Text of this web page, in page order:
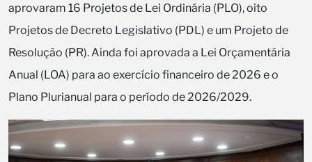
aprovaram 16 Projetos de Lei Ordinária (PLO), oito
Projetos de Decreto Legislativo (PDL) e um Projeto de
Resolução (PR). Ainda foi aprovada a Lei Orçamentária
Anual (LOA) para ao exercício financeiro de 2026 e o
Plano Plurianual para o período de 2026/2029.